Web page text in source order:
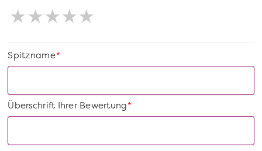
*
Spitzname
*
Überschrift Ihrer Bewertung